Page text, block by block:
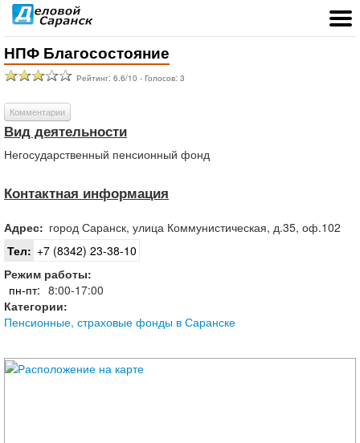
НПФ Благосостояние
Рейтинг: 6.6/10 - Голосов: 3
Комментарии
Вид деятельности
Негосударственный пенсионный фонд
Контактная информация
Адрес: город Саранск, улица Коммунистическая, д.35, оф.102
Тел: +7 (8342) 23-38-10
Режим работы:
пн-пт: 8:00-17:00
Категории:
Пенсионные, страховые фонды в Саранске